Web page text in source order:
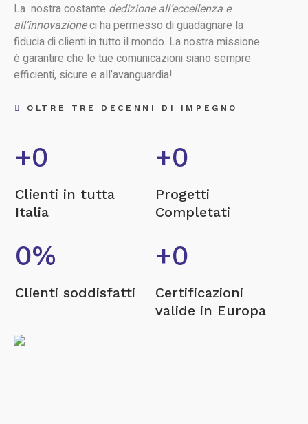
La nostra costante dedizione all’eccellenza e
all’innovazioneci ha permesso di guadagnare la
fiducia di clienti in tutto il mondo. La nostra missione
è garantire che le tue comunicazioni siano sempre
efficienti, sicure e all’avanguardia!
OLTRE TRE DECENNI DI IMPEGNO
+0
Clienti in tutta
Italia
+0
Progetti
Completati
0%
Clienti soddisfatti
+0
Certificazioni
valide in Europa
LE CERTIFICAZIONI